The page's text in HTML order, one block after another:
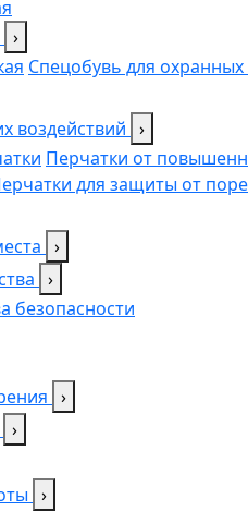
›
Спецобувь для охранных
воздействий ›
Перчатки от
для защиты от
›
›
безопасности
›
›
›